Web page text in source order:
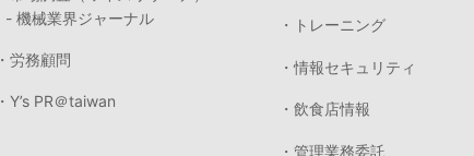
- 機械業界ジャーナル
・労務顧問
・Y’s PR＠taiwan
・トレーニング
・情報セキュリティ
・飲食店情報
・管理業務委託